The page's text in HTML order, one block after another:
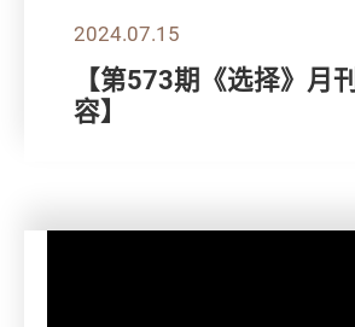
2024.07.15
【第573期《选择》月
容】